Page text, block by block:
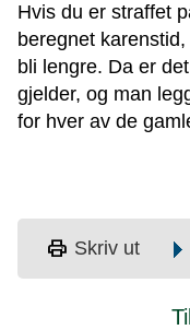
Hvis du er straffet
beregnet
bli lengre. Da er
gjelder, og man
for hver av de
print Skriv ut